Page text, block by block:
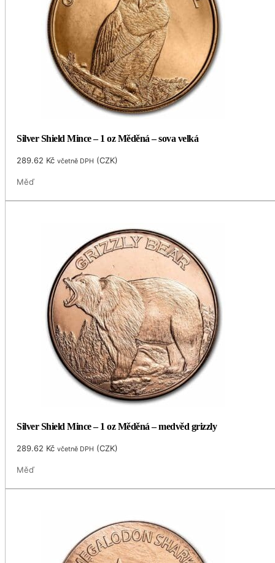
Silver Shield Mince – 1 oz Měděná – sova velká
289.62 Kč včetně DPH (CZK)
Měď
Silver Shield Mince – 1 oz Měděná – medvěd grizzly
289.62 Kč včetně DPH (CZK)
Měď